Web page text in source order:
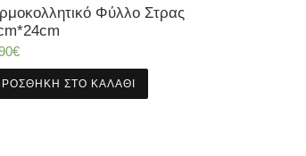
Φύλλο Στρας
€
ΣΤΟ ΚΑΛΆΘΙ